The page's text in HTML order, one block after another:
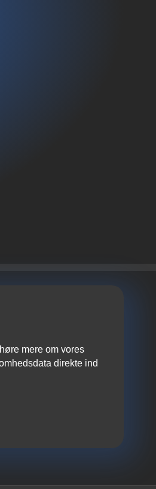
mere om vores
direkte ind